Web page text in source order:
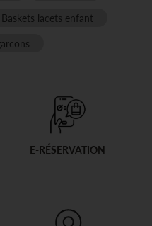
Baskets lacets enfant
E-RÉSERVATION